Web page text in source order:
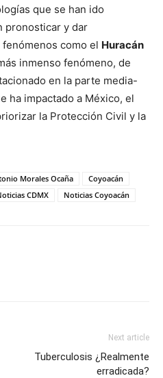
que se han ido
pronosticar y dar
como el Huracán
inmenso fenómeno, de
en la parte media-
ha impactado a México, el
la Protección Civil y la
Morales Ocaña
Coyoacán
CDMX Noticias Coyoacán
Next article
Tuberculosis ¿Realmente
erradicada?